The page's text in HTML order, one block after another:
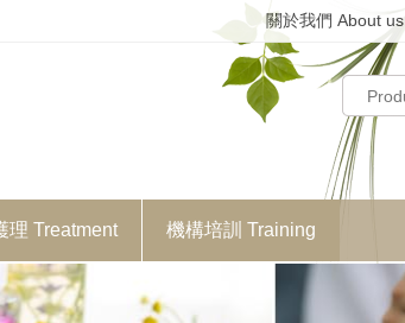
關於我們 About us
理 Treatment 機構培訓 Training